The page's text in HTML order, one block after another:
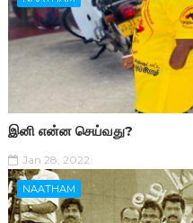
இனி என்ன செய்வது?
Jan 28, 2022
NAATHAM